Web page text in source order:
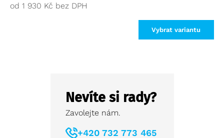
od 1 930 Kč
Vybrat variantu
Nevíte si rady?
Zavolejte nám.
+420 732 773 465